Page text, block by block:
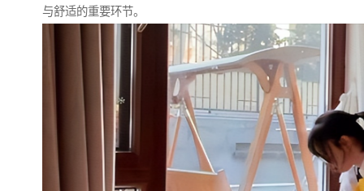
与舒适的重要环节。